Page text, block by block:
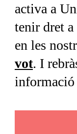
activa a
tenir dret
en les
vot. I